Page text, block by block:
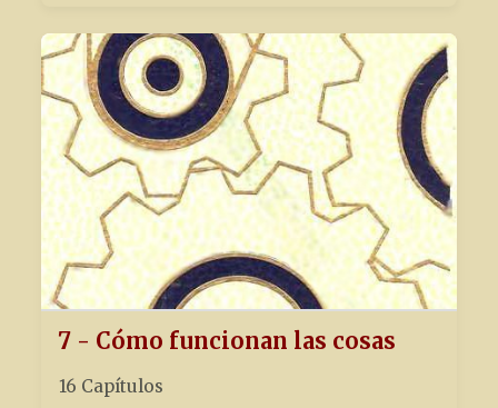
7 - Cómo funcionan las cosas
16 Capítulos